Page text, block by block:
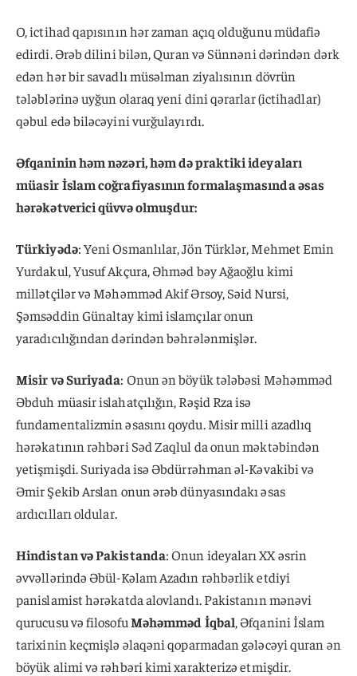
O, ictihad qapısının hər zaman açıq olduğunu müdafiə
edirdi. Ərəb dilini bilən, Quran və Sünnəni dərindən dərk
edən hər bir savadlı müsəlman ziyalısının dövrün
tələblərinə uyğun olaraq yeni dini qərarlar (ictihadlar)
qəbul edə biləcəyini vurğulayırdı.
Əfqaninin həm nəzəri, həm də praktiki ideyaları
müasir İslam coğrafiyasının formalaşmasında əsas
hərəkətverici qüvvə olmuşdur:
Türkiyədə: Yeni Osmanlılar, Jön Türklər, Mehmet Emin
Yurdakul, Yusuf Akçura, Əhməd bəy Ağaoğlu kimi
millətçilər və Məhəmməd Akif Ərsoy, Səid Nursi,
Şəmsəddin Günaltay kimi islamçılar onun
yaradıcılığından dərindən bəhrələnmişlər.
Misir və Suriyada: Onun ən böyük tələbəsi Məhəmməd
Əbduh müasir islahatçılığın, Rəşid Rza isə
fundamentalizmin əsasını qoydu. Misir milli azadlıq
hərəkatının rəhbəri Səd Zaqlul da onun məktəbindən
yetişmişdi. Suriyada isə Əbdürrəhman əl-Kəvakibi və
Əmir Şekib Arslan onun ərəb dünyasındakı əsas
ardıcılları oldular.
Hindistan və Pakistanda: Onun ideyaları XX əsrin
əvvəllərində Əbül-Kəlam Azadın rəhbərlik etdiyi
panislamist hərəkatda alovlandı. Pakistanın mənəvi
qurucusu və filosofuMəhəmməd İqbal, Əfqanini İslam
tarixinin keçmişlə əlaqəni qoparmadan gələcəyi quran ən
böyük alimi və rəhbəri kimi xarakterizə etmişdir.